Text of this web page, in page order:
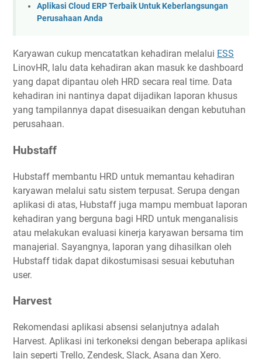
Aplikasi Cloud ERP Terbaik Untuk Keberlangsungan
Perusahaan Anda
Karyawan cukup mencatatkan kehadiran melalui ESS
LinovHR, lalu data kehadiran akan masuk ke dashboard
yang dapat dipantau oleh HRD secara real time. Data
kehadiran ini nantinya dapat dijadikan laporan khusus
yang tampilannya dapat disesuaikan dengan kebutuhan
perusahaan.
Hubstaff
Hubstaff membantu HRD untuk memantau kehadiran
karyawan melalui satu sistem terpusat. Serupa dengan
aplikasi di atas, Hubstaff juga mampu membuat laporan
kehadiran yang berguna bagi HRD untuk menganalisis
atau melakukan evaluasi kinerja karyawan bersama tim
manajerial. Sayangnya, laporan yang dihasilkan oleh
Hubstaff tidak dapat dikostumisasi sesuai kebutuhan
user.
Harvest
Rekomendasi aplikasi absensi selanjutnya adalah
Harvest. Aplikasi ini terkoneksi dengan beberapa aplikasi
lain seperti Trello, Zendesk, Slack, Asana dan Xero.